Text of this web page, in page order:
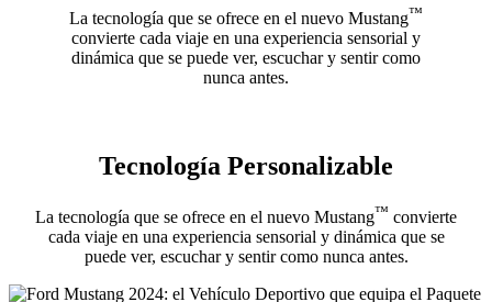
La tecnología que se ofrece en el nuevo Mustang™
convierte cada viaje en una experiencia sensorial y
dinámica que se puede ver, escuchar y sentir como
nunca antes.
Tecnología Personalizable
La tecnología que se ofrece en el nuevo Mustang™ convierte
cada viaje en una experiencia sensorial y dinámica que se
puede ver, escuchar y sentir como nunca antes.